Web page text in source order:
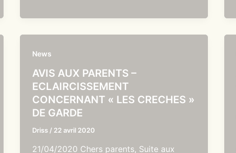
News
AVIS AUX PARENTS –
ECLAIRCISSEMENT
CONCERNANT « LES CRECHES »
DE GARDE
Driss / 22 avril 2020
21/04/2020 Chers parents, Suite aux